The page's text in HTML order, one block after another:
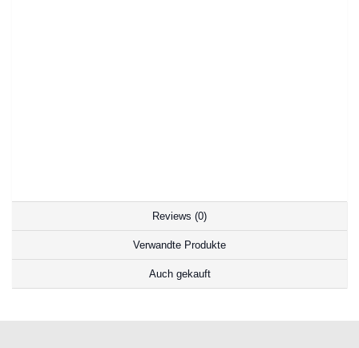
Reviews (0)
Verwandte Produkte
Auch gekauft